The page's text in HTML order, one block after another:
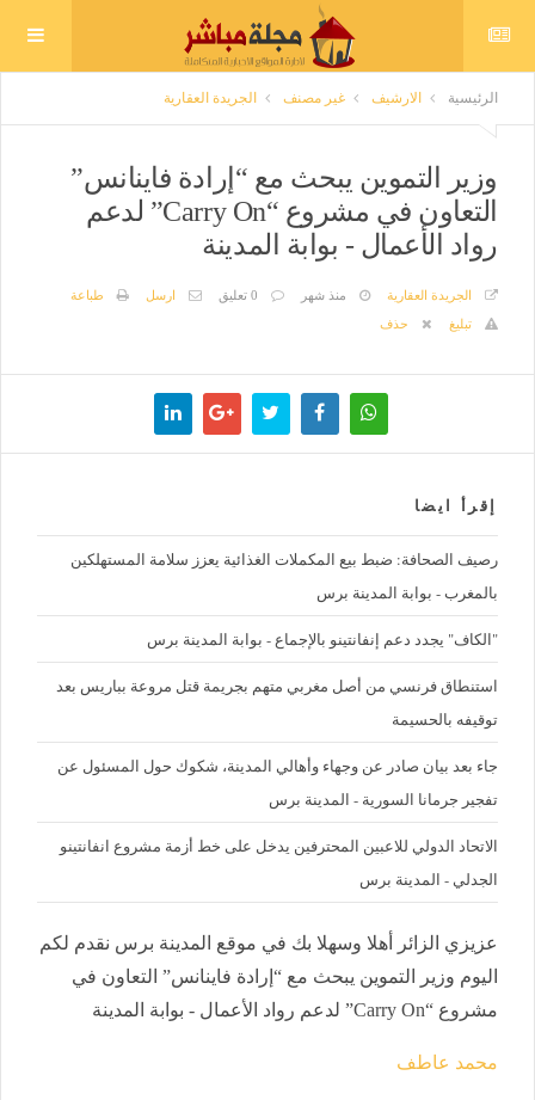
الرئيسية الارشيف غير مصنف الجريدة العقارية
وزير التموين يبحث مع “إرادة فاينانس”
التعاون في مشروع “Carry On” لدعم
رواد الأعمال - بوابة المدينة
الجريدة العقارية منذ شهر 0 تعليق ارسل
طباعة
تبليغ
حذف
إقرأ ايضا
رصيف الصحافة: ضبط بيع المكملات الغذائية يعزز سلامة المستهلكين
بالمغرب - بوابة المدينة برس
"الكاف" يجدد دعم إنفانتينو بالإجماع - بوابة المدينة برس
استنطاق فرنسي من أصل مغربي متهم بجريمة قتل مروعة بباريس بعد
توقيفه بالحسيمة
جاء بعد بيان صادر عن وجهاء وأهالي المدينة، شكوك حول المسئول عن
تفجير جرمانا السورية - المدينة برس
الاتحاد الدولي للاعبين المحترفين يدخل على خط أزمة مشروع انفانتينو
الجدلي - المدينة برس
عزيزي الزائر أهلا وسهلا بك في موقع المدينة برس نقدم لكم
اليوم وزير التموين يبحث مع “إرادة فاينانس” التعاون في
مشروع “Carry On” لدعم رواد الأعمال - بوابة المدينة
محمد عاطف